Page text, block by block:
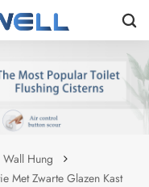
Wall Hung
Met Zwarte Glazen Kast